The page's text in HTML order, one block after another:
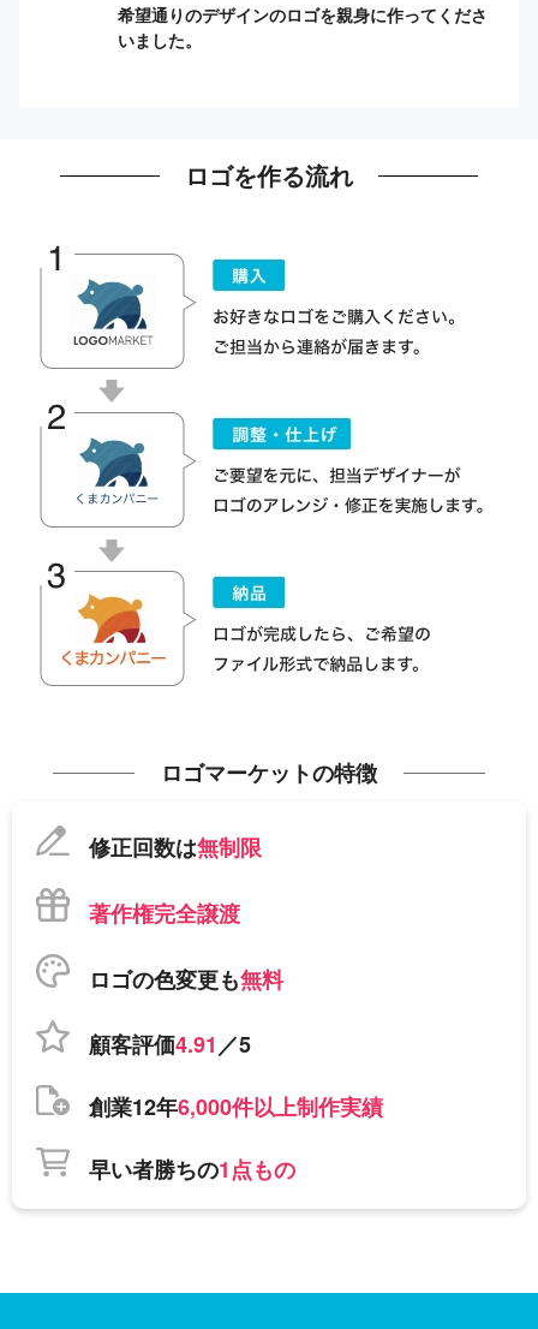
希望通りのデザインのロゴを親身に作ってくださ
いました。
ロゴを作る流れ
ロゴマーケットの特徴
修正回数は無制限
著作権完全譲渡
ロゴの色変更も無料
顧客評価4.91／5
創業12年6,000件以上制作実績
早い者勝ちの1点もの